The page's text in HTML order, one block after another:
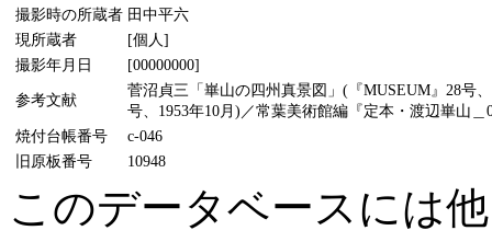
撮影時の所蔵者 田中平六
現所蔵者
[個人]
撮影年月日
[00000000]
参考文献
菅沼貞三「崋山の四州真景図」(『MUSEUM』28号
号、1953年10月)／常葉美術館編『定本・渡辺崋山
焼付台帳番号
c-046
旧原板番号
10948
このデータベースには